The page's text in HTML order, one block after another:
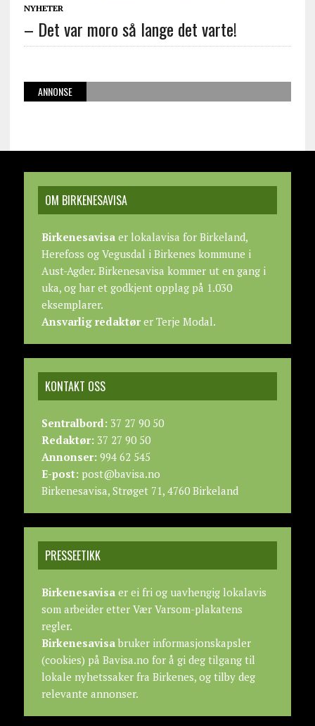
NYHETER
– Det var moro så lange det varte!
ANNONSE
OM BIRKENESAVISA
Birkenesavisaer lokalavisa for Birkeland,
Herefoss og Vegusdal i Birkenes kommune i
Aust-Agder. Birkenesavisa kommer ut en gang i
uka, og har et godkjent opplag på 1.030
eksemplarer.
Ansvarlig redaktører Terje Modal.
KONTAKT OSS
Sentralbord:37 27 90 50
Redaktør:37 27 90 50
Annonser:994 62 545
E-post:post@bavisa.no
Birkenesavisa, Strøget 71, 4760 Birkeland
PRESSEETIKK
Birkenesavisaer ei fri og uavhengig lokalavis
som arbeider etter Vær Varsom-plakatens
regler.
Birkenesavisabruker informasjonskapsler
(cookies) på Bavisa.no for å gi deg tilgang til
lokale nyhetssaker fra Birkenes, og tilby deg
relevante annonser.